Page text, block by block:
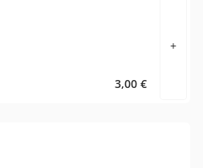
3,00 €
+